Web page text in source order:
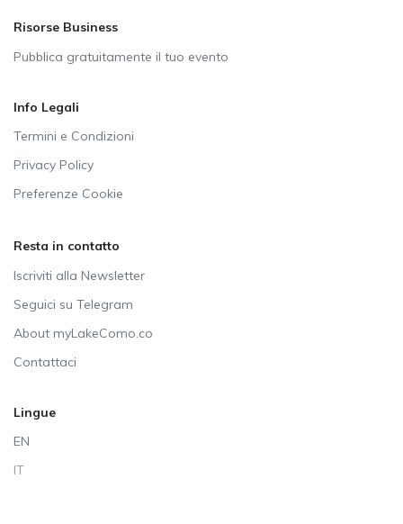
Risorse Business
Pubblica gratuitamente il tuo evento
Info Legali
Termini e Condizioni
Privacy Policy
Preferenze Cookie
Resta in contatto
Iscriviti alla Newsletter
Seguici su Telegram
About myLakeComo.co
Contattaci
Lingue
EN
IT